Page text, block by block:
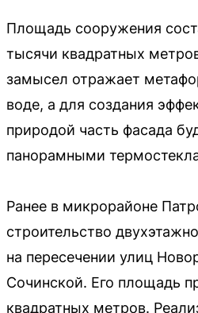
Площадь сооружения
тысячи квадратных
замысел отражает
воде, а для создания
природой часть фасада
панорамными
Ранее в микрорайоне
строительство
на пересечении улиц
Сочинской. Его площадь
квадратных метров.